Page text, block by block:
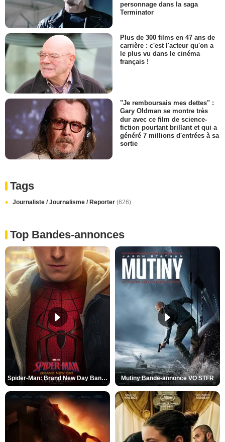
personnage dans la saga
Terminator
Plus de 300 films en 47 ans de
carrière : c'est l'acteur qu'on a
le plus vu dans le cinéma
français !
"Je remboursais mes dettes" :
Gary Oldman se montre très
dur avec ce film de science-
fiction pourtant brillant et qui a
généré 7 millions d'entrées à sa
sortie
Tags
Journaliste / Journalisme / Reporter (626)
Top Bandes-annonces
Spider-Man: Brand New Day Bande-annonce VO STFR Mutiny Bande-annonce VO STFR